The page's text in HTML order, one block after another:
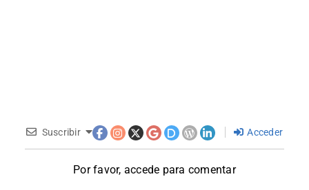
Suscribir Acceder
Por favor, accede para comentar